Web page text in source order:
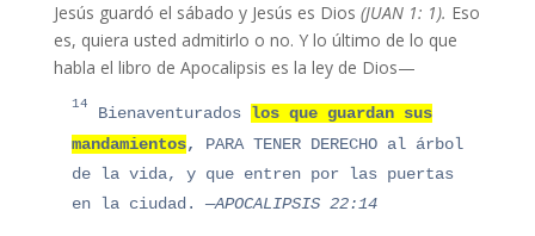
Jesús guardó el sábado y Jesús es Dios (JUAN 1: 1). Eso
es, quiera usted admitirlo o no. Y lo último de lo que
habla el libro de Apocalipsis es la ley de Dios—
14 Bienaventurados los que guardan sus
mandamientos,
PARA TENER DERECHO al árbol
de la vida, y que entren por las puertas
en la ciudad. —APOCALIPSIS 22:14